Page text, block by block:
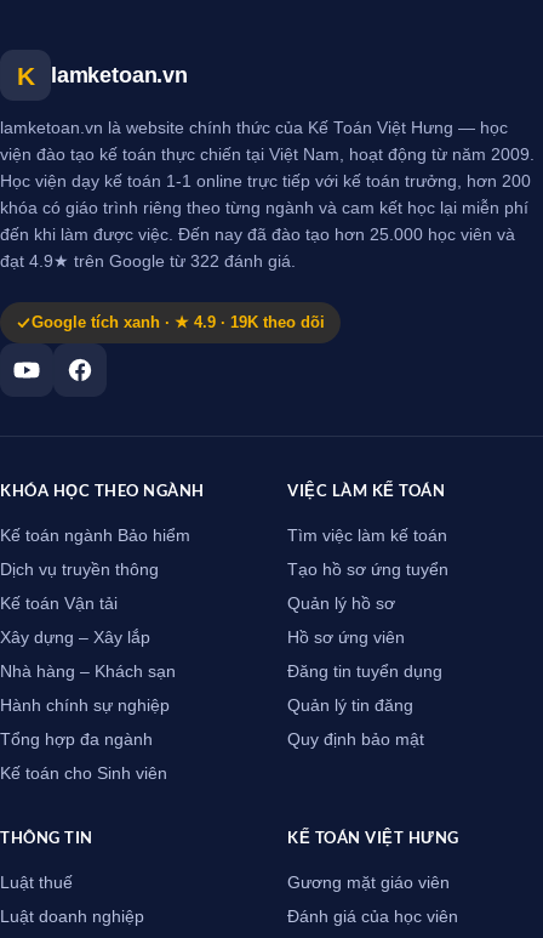
K lamketoan.vn
lamketoan.vn là website chính thức của Kế Toán Việt Hưng — học
viện đào tạo kế toán thực chiến tại Việt Nam, hoạt động từ năm 2009.
Học viện dạy kế toán 1-1 online trực tiếp với kế toán trưởng, hơn 200
khóa có giáo trình riêng theo từng ngành và cam kết học lại miễn phí
đến khi làm được việc. Đến nay đã đào tạo hơn 25.000 học viên và
đạt 4.9★ trên Google từ 322 đánh giá.
Google tích xanh · ★ 4.9 · 19K theo dõi
KHÓA HỌC THEO NGÀNH
Kế toán ngành Bảo hiểm
Dịch vụ truyền thông
Kế toán Vận tải
Xây dựng – Xây lắp
Nhà hàng – Khách sạn
Hành chính sự nghiệp
Tổng hợp đa ngành
Kế toán cho Sinh viên
VIỆC LÀM KẾ TOÁN
Tìm việc làm kế toán
Tạo hồ sơ ứng tuyển
Quản lý hồ sơ
Hồ sơ ứng viên
Đăng tin tuyển dụng
Quản lý tin đăng
Quy định bảo mật
THÔNG TIN
Luật thuế
Luật doanh nghiệp
KẾ TOÁN VIỆT HƯNG
Gương mặt giáo viên
Đánh giá của học viên